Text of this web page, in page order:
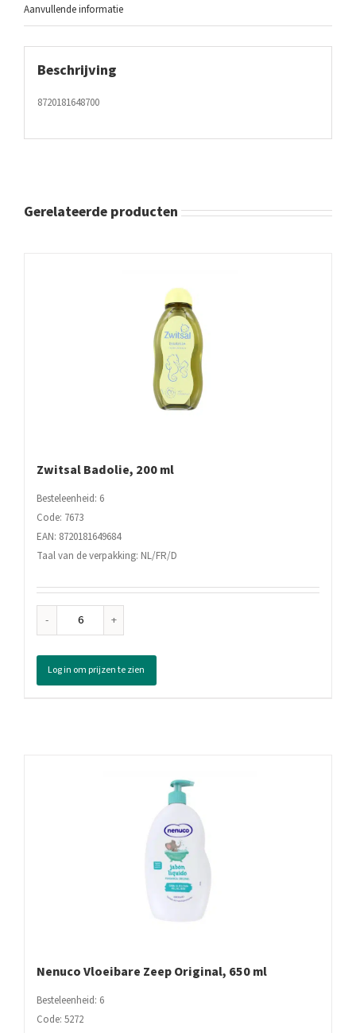
Aanvullende informatie
Beschrijving
8720181648700
Gerelateerde producten
Zwitsal Badolie, 200 ml
Besteleenheid: 6
Code: 7673
EAN: 8720181649684
Taal van de verpakking: NL/FR/D
Zwitsal
200
ml
aantal
Log in om prijzen te zien
Nenuco Vloeibare Zeep Original, 650 ml
Besteleenheid: 6
Code: 5272